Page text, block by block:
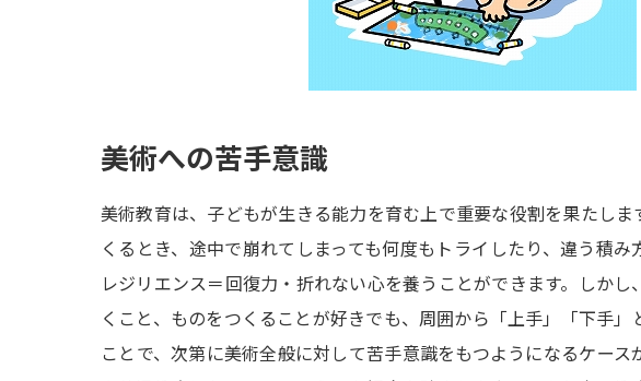
美術への苦手意識
美術教育は、子どもが生きる能力を育む上で重要な役割を果たしま
くるとき、途中で崩れてしまっても何度もトライしたり、違う積み
レジリエンス＝回復力・折れない心を養うことができます。しか
くこと、ものをつくることが好きでも、周囲から「上手」「下手」
ことで、次第に美術全般に対して苦手意識をもつようになるケー